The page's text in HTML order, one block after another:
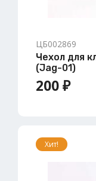
ЦБ002869
Чехол для
(Jag-01)
200 ₽
Хит!